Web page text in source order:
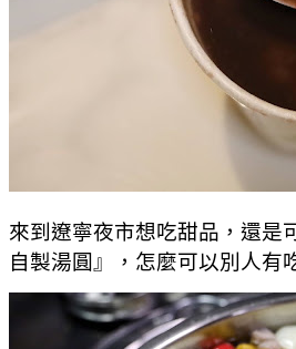
來到遼寧夜市想吃甜品，還是
自製湯圓』，怎麼可以別人有